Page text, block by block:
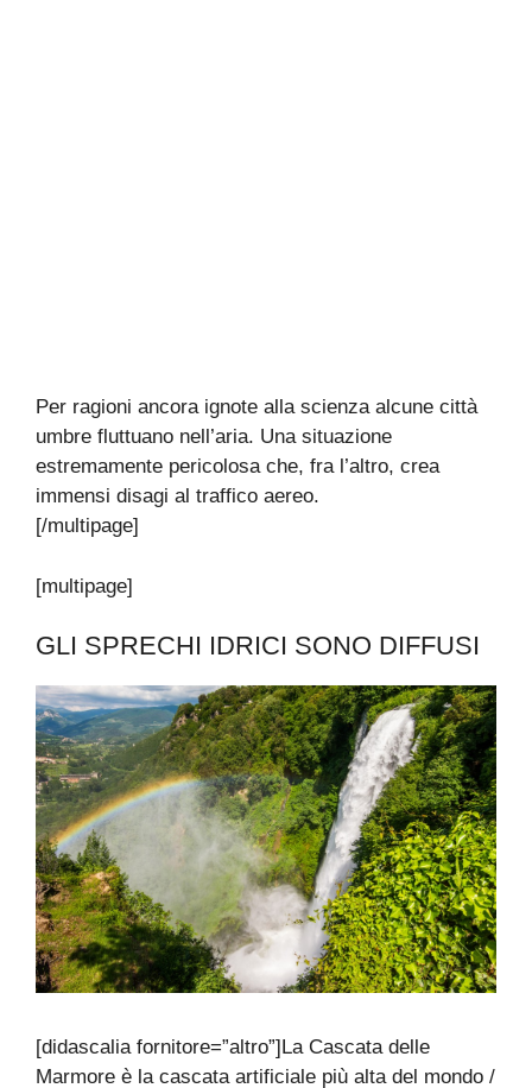
Per ragioni ancora ignote alla scienza alcune città
umbre fluttuano nell’aria. Una situazione
estremamente pericolosa che, fra l’altro, crea
immensi disagi al traffico aereo.
[/multipage]
[multipage]
GLI SPRECHI IDRICI SONO DIFFUSI
[didascalia fornitore=”altro”]La Cascata delle
Marmore è la cascata artificiale più alta del mondo /